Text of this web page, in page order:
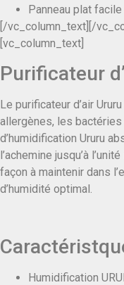
Panneau plat
[/vc_column_text][/
[vc_column_text]
Purificateur
Le purificateur d’air
allergènes, les
d’humidification Ururu
l’achemine jusqu’à
façon à maintenir dans
d’humidité optimal.
Humidification